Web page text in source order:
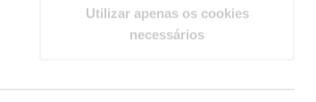
Utilizar apenas os cookies
necessários